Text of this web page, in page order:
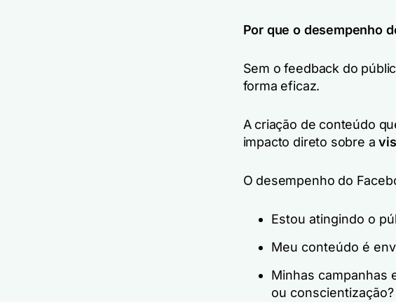
Por que o desempenho
Sem o feedback do
forma eficaz.
A criação de conteúdo
impacto direto sobre a
O desempenho do
Estou atingindo o
Meu conteúdo é
Minhas campanhas
ou conscientização?